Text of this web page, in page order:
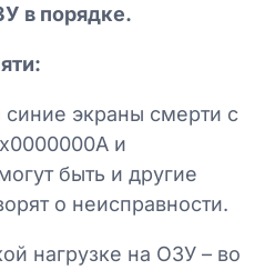
в порядке.
экраны смерти с
и
быть и другие
о неисправности.
нагрузке на ОЗУ – во